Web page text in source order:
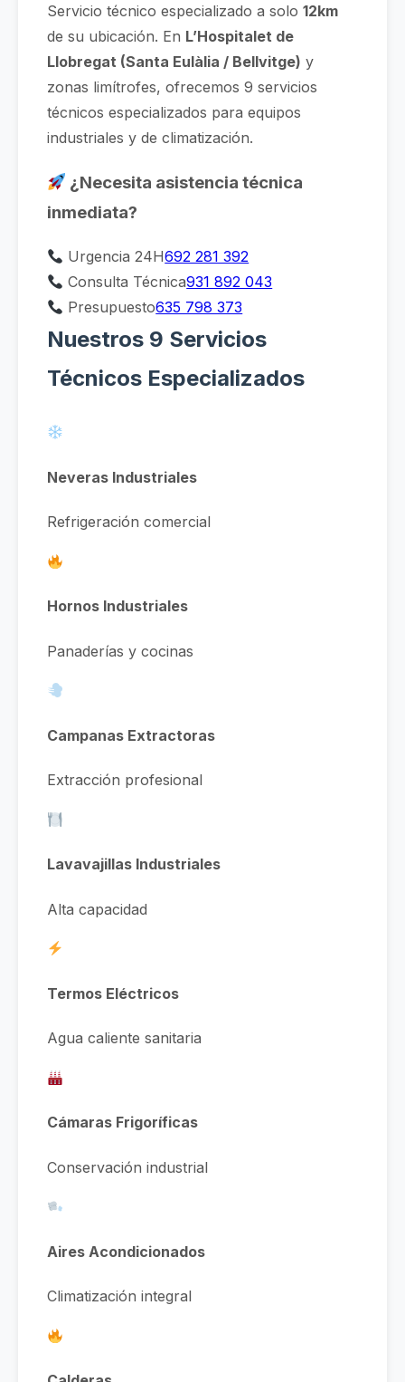
Servicio técnico especializado a solo 12km
de su ubicación. En L’Hospitalet de
Llobregat (Santa Eulàlia / Bellvitge) y
zonas limítrofes, ofrecemos 9 servicios
técnicos especializados para equipos
industriales y de climatización.
¿Necesita asistencia técnica
inmediata?
Urgencia 24H692 281 392
Consulta Técnica931 892 043
Presupuesto635 798 373
Nuestros 9 Servicios
Técnicos Especializados
Neveras Industriales
Refrigeración comercial
Hornos Industriales
Panaderías y cocinas
Campanas Extractoras
Extracción profesional
Lavavajillas Industriales
Alta capacidad
Termos Eléctricos
Agua caliente sanitaria
Cámaras Frigoríficas
Conservación industrial
Aires Acondicionados
Climatización integral